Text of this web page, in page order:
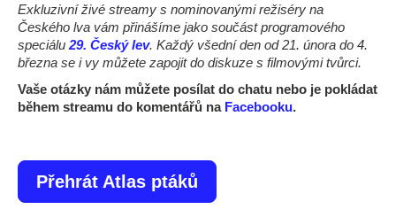
Exkluzivní živé streamy s nominovanými režiséry na
Českého lva vám přinášíme jako součást programového
speciálu 29. Český lev. Každý všední den od 21. února do 4.
března se i vy můžete zapojit do diskuze s filmovými tvůrci.
Vaše otázky nám můžete posílat do chatu nebo je pokládat
během streamu do komentářů na Facebooku.
Přehrát Atlas ptáků